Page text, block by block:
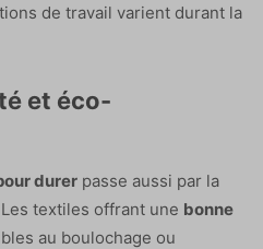
de travail varient durant la
et éco-
durer passe aussi par la
textiles offrant une bonne
au boulochage ou